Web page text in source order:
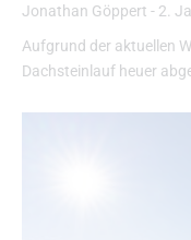
Jonathan Göppert - 2.
Aufgrund der aktuellen
Dachsteinlauf heuer